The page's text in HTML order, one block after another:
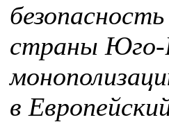
страны Юго-
в